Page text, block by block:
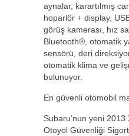
aynalar, karartılmış
hoparlör + display,
görüş kamerası, hız
Bluetooth®, otomatik
sensörü, deri
otomatik klima ve
bulunuyor.
En güvenli otomobil
Subaru’nun yeni
Otoyol Güvenliği